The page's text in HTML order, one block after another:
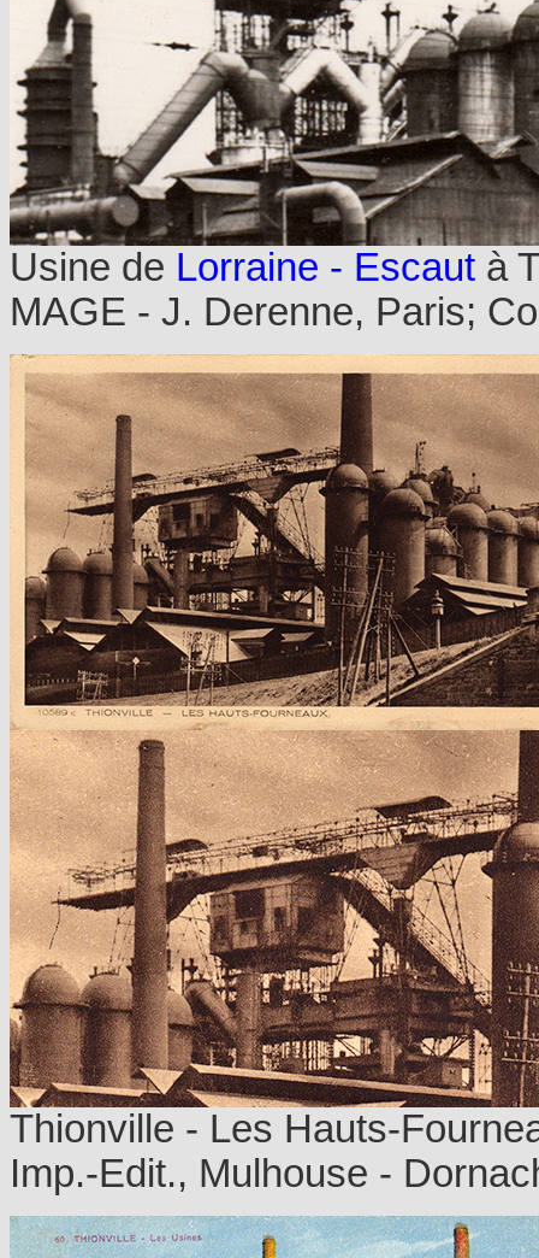
Usine de Lorraine - Escaut à
MAGE - J. Derenne, Paris;
Thionville - Les Hauts-
Imp.-Edit., Mulhouse -